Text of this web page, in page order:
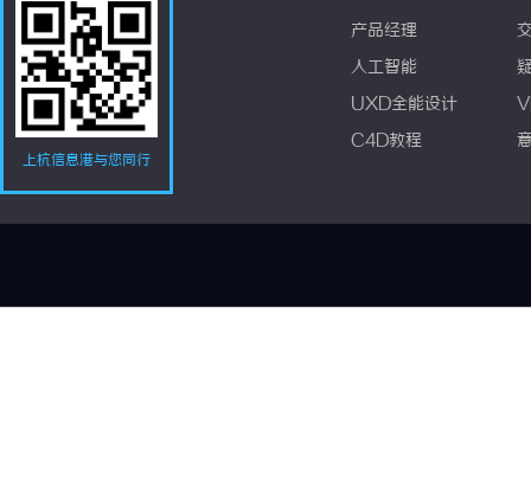
上杭信息港与您同行
产品经理
人工智能
UXD全能设计
C4D教程